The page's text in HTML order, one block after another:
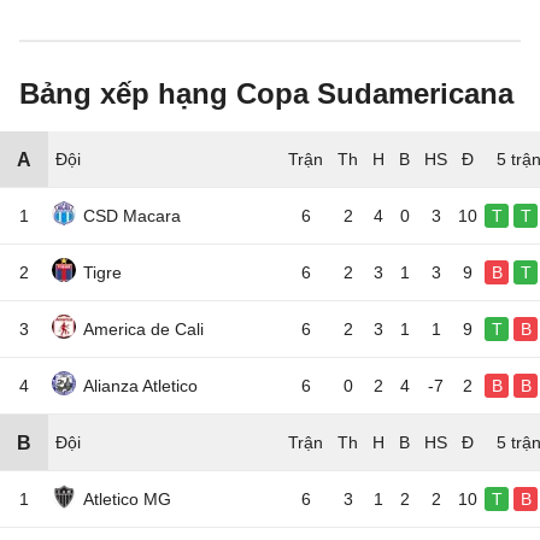
Bảng xếp hạng Copa Sudamericana
A Đội 5
1 CSD Macara 6 2 4 0 3 10 T T
2 Tigre 6 2 3 1 3 9 B T
3 America de Cali 6 2 3 1 1 9 T B
4 Alianza Atletico 6 0 2 4 -7 2 B B
B Đội 5
1 Atletico MG 6 3 1 2 2 10 T B